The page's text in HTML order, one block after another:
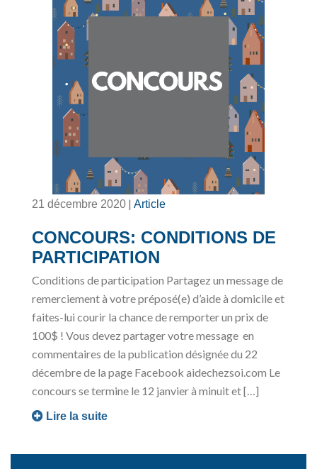
21 décembre 2020 | Article
CONCOURS: CONDITIONS DE
PARTICIPATION
Conditions de participation Partagez un message de
remerciement à votre préposé(e) d’aide à domicile et
faites-lui courir la chance de remporter un prix de
100$ ! Vous devez partager votre message en
commentaires de la publication désignée du 22
décembre de la page Facebook aidechezsoi.com Le
concours se termine le 12 janvier à minuit et […]
Lire la suite